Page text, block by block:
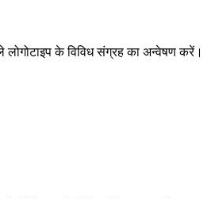
लोगोटाइप के विविध संग्रह का अन्वेषण करें।